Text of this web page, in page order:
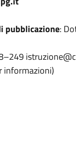
pubblicazione:
informazioni)